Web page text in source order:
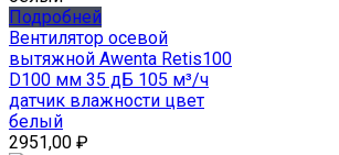
Подробней
Вентилятор осевой
вытяжной Awenta Retis100
D100 мм 35 дБ 105 м³/ч
датчик влажности цвет
белый
2951,00 ₽